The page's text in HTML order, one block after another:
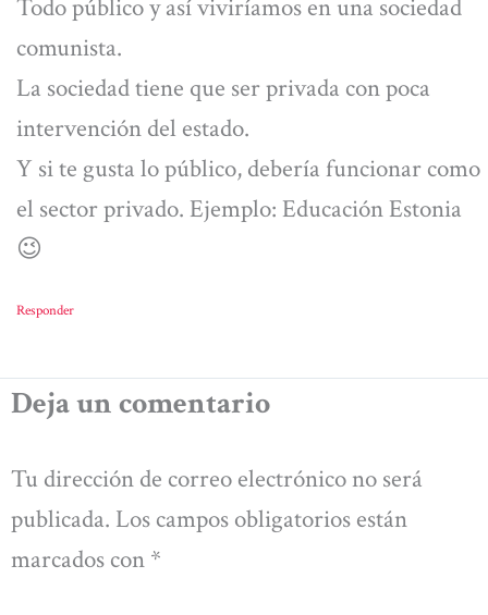
Todo público y así viviríamos en una sociedad
comunista.
La sociedad tiene que ser privada con poca
intervención del estado.
Y si te gusta lo público, debería funcionar como
el sector privado. Ejemplo: Educación Estonia
😉
Responder
Deja un comentario
Tu dirección de correo electrónico no será
publicada. Los campos obligatorios están
marcados con *